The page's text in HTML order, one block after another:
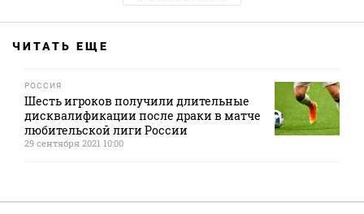
ЧИТАТЬ ЕЩЕ
РОССИЯ
Шесть игроков получили длительные
дисквалификации после драки в матче
любительской лиги России
29 сентября 2021 10:00